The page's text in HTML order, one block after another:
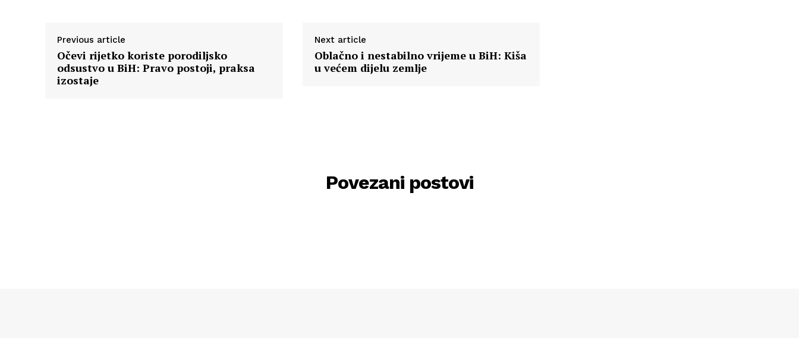
Previous article
Očevi rijetko koriste porodiljsko
odsustvo u BiH: Pravo postoji, praksa
izostaje
Next article
Oblačno i nestabilno vrijeme u BiH: Kiša
u većem dijelu zemlje
Povezani postovi